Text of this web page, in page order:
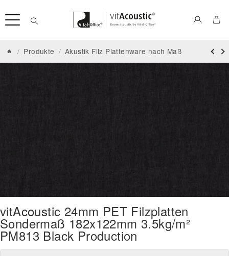
/ Produkte / Akustik Filz Plattenware nach Maß
vitAcoustic 24mm PET Filzplatten
Sondermaß 182x122mm 3.5kg/m²
PM813 Black Production